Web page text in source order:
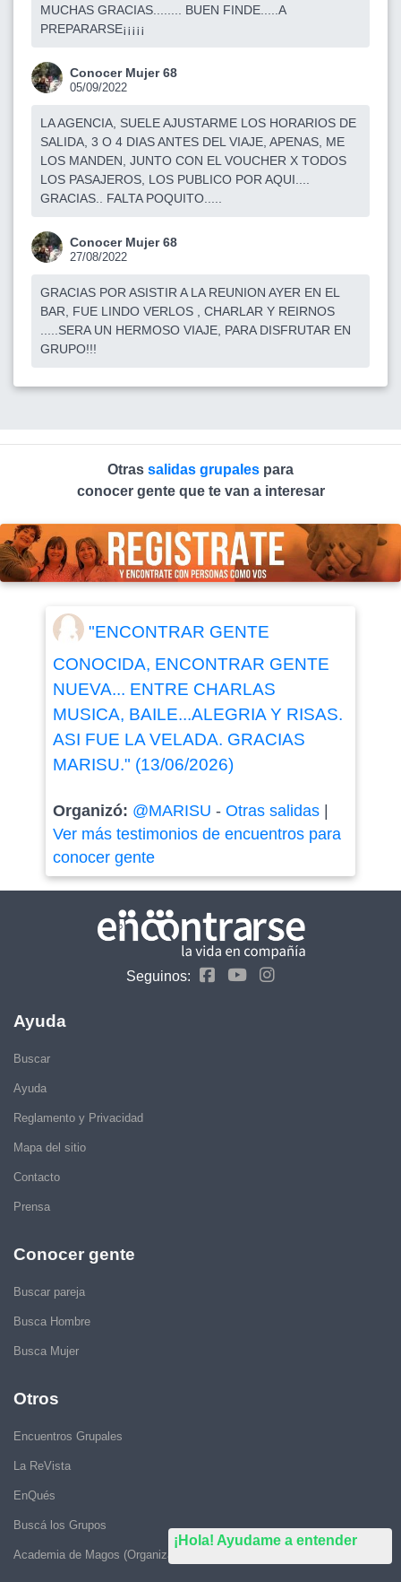
¡Hola! Ayudame a entender
MUCHAS GRACIAS........ BUEN FINDE.....A
PREPARARSE¡¡¡¡¡
Conocer Mujer 68
05/09/2022
LA AGENCIA, SUELE AJUSTARME LOS HORARIOS DE
SALIDA, 3 O 4 DIAS ANTES DEL VIAJE, APENAS, ME
LOS MANDEN, JUNTO CON EL VOUCHER X TODOS
LOS PASAJEROS, LOS PUBLICO POR AQUI....
GRACIAS.. FALTA POQUITO.....
Conocer Mujer 68
27/08/2022
GRACIAS POR ASISTIR A LA REUNION AYER EN EL
BAR, FUE LINDO VERLOS , CHARLAR Y REIRNOS
.....SERA UN HERMOSO VIAJE, PARA DISFRUTAR EN
GRUPO!!!
Otras salidas grupales para
conocer gente que te van a interesar
"ENCONTRAR GENTE
CONOCIDA, ENCONTRAR GENTE
NUEVA... ENTRE CHARLAS
MUSICA, BAILE...ALEGRIA Y RISAS.
ASI FUE LA VELADA. GRACIAS
MARISU." (13/06/2026)
Organizó: @MARISU - Otras salidas|
Ver más testimonios de encuentros para
conocer gente
Seguinos:
Ayuda
Buscar
Ayuda
Reglamento y Privacidad
Mapa del sitio
Contacto
Prensa
Conocer gente
Buscar pareja
Busca Hombre
Busca Mujer
Otros
Encuentros Grupales
La ReVista
EnQués
Buscá los Grupos
Academia de Magos (Organizar Encuentros)